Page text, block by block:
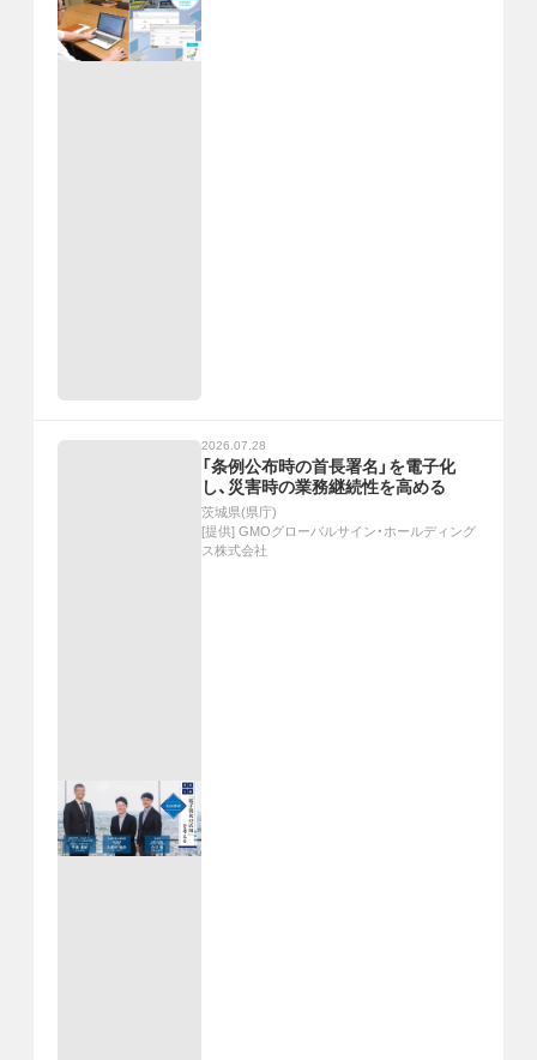
2026.07.28
「条例公布時の首長署名」を電子化
し、災害時の業務継続性を高める
茨城県(県庁)
[提供] GMOグローバルサイン・ホールディング
ス株式会社